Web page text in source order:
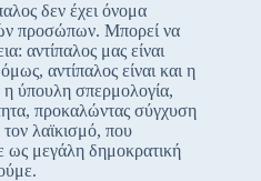
δεν έχει όνομα
προσώπων. Μπορεί να
αντίπαλος μας είναι
αντίπαλος είναι και η
η ύπουλη σπερμολογία,
προκαλώντας σύγχυση
λαϊκισμό, που
ως μεγάλη δημοκρατική